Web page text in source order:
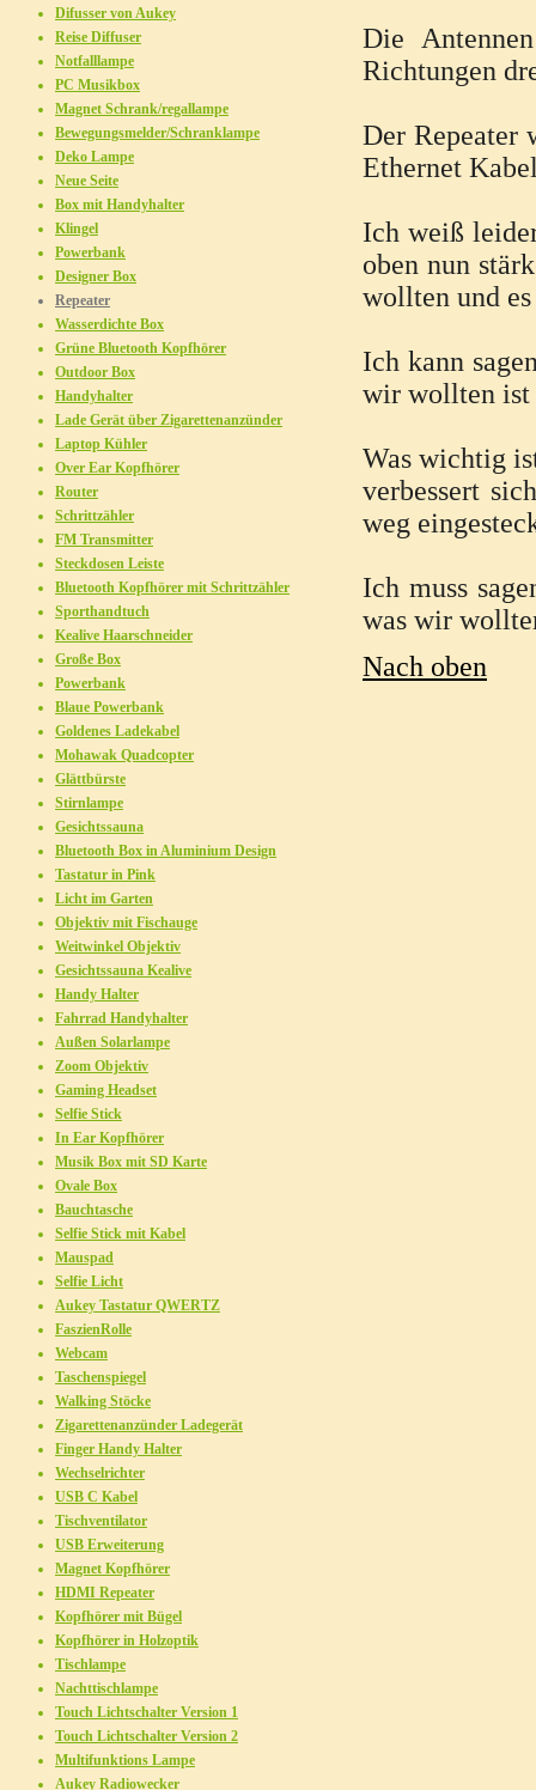
Die
Richtungen
Der Repeater
Ethernet
Ich weiß
oben nun
wollten und
Ich kann
wir wollten ist
Was wichtig
verbessert
weg
Ich muss
was wir
Nach oben
Difusser von Aukey
Reise Diffuser
Notfalllampe
PC Musikbox
Magnet Schrank/regallampe
Bewegungsmelder/Schranklampe
Deko Lampe
Neue Seite
Box mit Handyhalter
Klingel
Powerbank
Designer Box
Repeater
Wasserdichte Box
Grüne Bluetooth Kopfhörer
Outdoor Box
Handyhalter
Lade Gerät über Zigarettenanzünder
Laptop Kühler
Over Ear Kopfhörer
Router
Schrittzähler
FM Transmitter
Steckdosen Leiste
Bluetooth Kopfhörer mit Schrittzähler
Sporthandtuch
Kealive Haarschneider
Große Box
Powerbank
Blaue Powerbank
Goldenes Ladekabel
Mohawak Quadcopter
Glättbürste
Stirnlampe
Gesichtssauna
Bluetooth Box in Aluminium Design
Tastatur in Pink
Licht im Garten
Objektiv mit Fischauge
Weitwinkel Objektiv
Gesichtssauna Kealive
Handy Halter
Fahrrad Handyhalter
Außen Solarlampe
Zoom Objektiv
Gaming Headset
Selfie Stick
In Ear Kopfhörer
Musik Box mit SD Karte
Ovale Box
Bauchtasche
Selfie Stick mit Kabel
Mauspad
Selfie Licht
Aukey Tastatur QWERTZ
FaszienRolle
Webcam
Taschenspiegel
Walking Stöcke
Zigarettenanzünder Ladegerät
Finger Handy Halter
Wechselrichter
USB C Kabel
Tischventilator
USB Erweiterung
Magnet Kopfhörer
HDMI Repeater
Kopfhörer mit Bügel
Kopfhörer in Holzoptik
Tischlampe
Nachttischlampe
Touch Lichtschalter Version 1
Touch Lichtschalter Version 2
Multifunktions Lampe
Aukey Radiowecker